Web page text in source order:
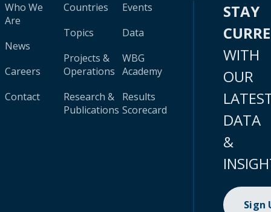
Who We
Are
News
Careers
Contact
Countries
Topics
Projects &
Operations
Research &
Publications
Events
Data
WBG
Academy
Results
Scorecard
STAY
WITH
OUR
DATA
&
Sign